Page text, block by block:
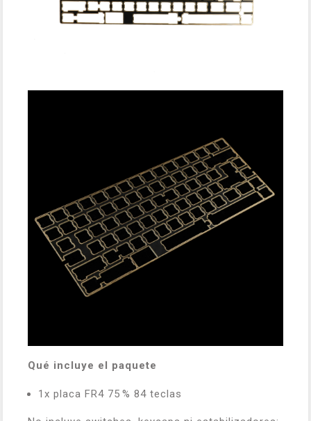
Qué incluye el paquete
1x placa FR4 75 % 84 teclas